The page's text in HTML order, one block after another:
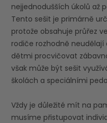
nejjednodušších úkolů až
Tento sešit je primárně
protože obsahuje průřez
rodiče rozhodně
dětmi procvičovat
však může být sešit
školách a speciálními
Vždy je důležité mít na
musíme přistupovat